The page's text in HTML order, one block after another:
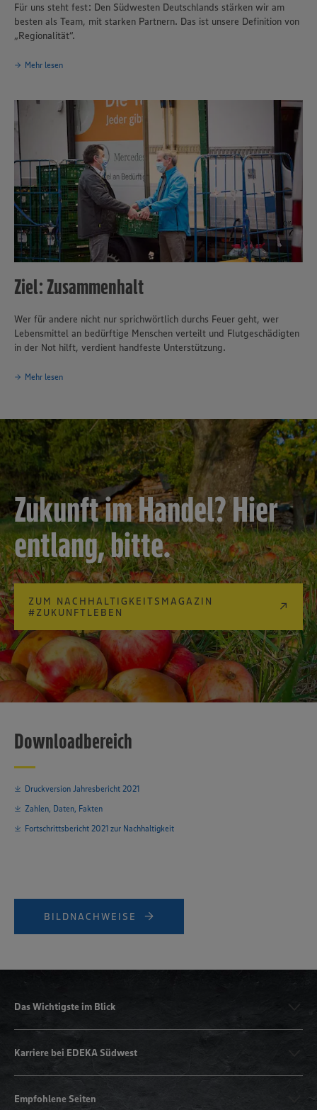
Für uns steht fest: Den Südwesten Deutschlands stärken wir am
besten als Team, mit starken Partnern. Das ist unsere Definition von
„Regionalität“.
Mehr lesen
Ziel: Zusammenhalt
Wer für andere nicht nur sprichwörtlich durchs Feuer geht, wer
Lebensmittel an bedürftige Menschen verteilt und Flutgeschädigten
in der Not hilft, verdient handfeste Unterstützung.
Mehr lesen
Zukunft im Handel? Hier
entlang, bitte.
ZUM NACHHALTIGKEITSMAGAZIN
#ZUKUNFTLEBEN
Downloadbereich
Druckversion Jahresbericht 2021
Zahlen, Daten, Fakten
Fortschrittsbericht 2021 zur Nachhaltigkeit
BILDNACHWEISE
Das Wichtigste im Blick
Karriere bei EDEKA Südwest
Empfohlene Seiten